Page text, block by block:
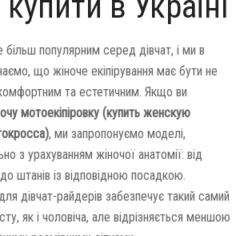
популярним серед дівчат, і ми в
що жіноче екіпірування має бути не
та естетичним. Якщо ви
мотоекіпіровку (купить женскую
, ми запропонуємо моделі,
з урахуванням жіночої анатомії: від
штанів із відповідною посадкою.
дівчат-райдерів забезпечує такий самий
як і чоловіча, але відрізняється меншою